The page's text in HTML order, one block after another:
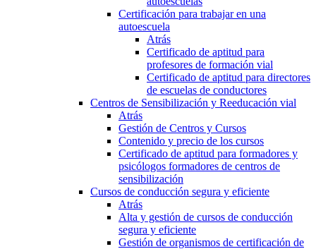
Certificación para trabajar en una
autoescuela
Atrás
Certificado de aptitud para
profesores de formación vial
Certificado de aptitud para directores
de escuelas de conductores
Centros de Sensibilización y Reeducación vial
Atrás
Gestión de Centros y Cursos
Contenido y precio de los cursos
Certificado de aptitud para formadores y
psicólogos formadores de centros de
sensibilización
Cursos de conducción segura y eficiente
Atrás
Alta y gestión de cursos de conducción
segura y eficiente
Gestión de organismos de certificación de